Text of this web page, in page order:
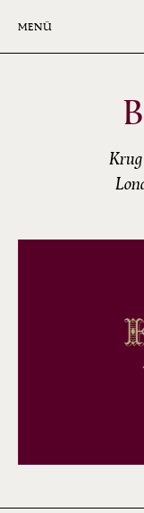
MENÜ